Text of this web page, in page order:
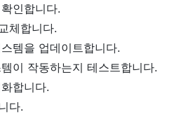
인합니다.
체합니다.
템을 업데이트합니다.
이 작동하는지 테스트합니다.
합니다.
다.